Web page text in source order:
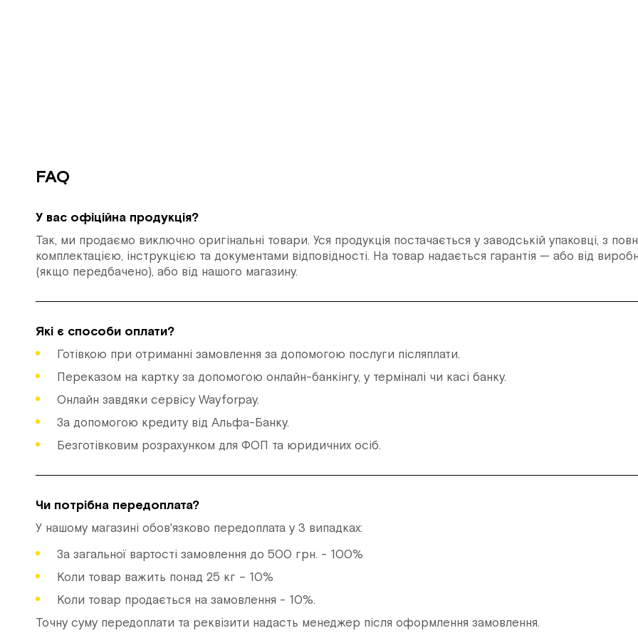
FAQ
У вас офіційна продукція?
Так, ми продаємо виключно оригінальні товари. Уся продукція постачається у заводській упаковці, з
комплектацією, інструкцією та документами відповідності. На товар надається гарантія — або від
(якщо передбачено), або від нашого магазину.
Які є способи оплати?
Готівкою при отриманні замовлення за допомогою послуги післяплати.
Переказом на картку за допомогою онлайн-банкінгу, у терміналі чи касі банку.
Онлайн завдяки сервісу Wayforpay.
За допомогою кредиту від Альфа-Банку.
Безготівковим розрахунком для ФОП та юридичних осіб.
Чи потрібна передоплата?
У нашому магазині обов'язково передоплата у 3 випадках:
За загальної вартості замовлення до 500 грн. - 100%
Коли товар важить понад 25 кг – 10%
Коли товар продається на замовлення - 10%.
Точну суму передоплати та реквізити надасть менеджер після оформлення замовлення.